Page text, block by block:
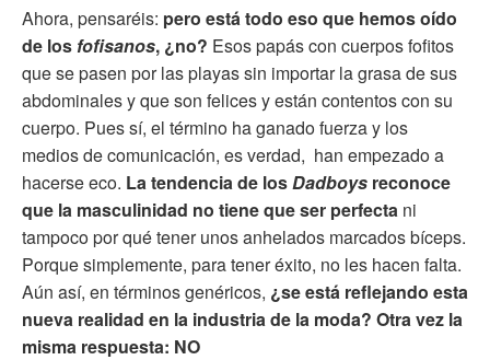
Ahora, pensaréis: pero está todo eso que hemos oído
de los fofisanos, ¿no? Esos papás con cuerpos fofitos
que se pasen por las playas sin importar la grasa de sus
abdominales y que son felices y están contentos con su
cuerpo. Pues sí, el término ha ganado fuerza y los
medios de comunicación, es verdad, han empezado a
hacerse eco. La tendencia de losDadboys reconoce
que la masculinidad no tiene que ser perfecta ni
tampoco por qué tener unos anhelados marcados bíceps.
Porque simplemente, para tener éxito, no les hacen falta.
Aún así, en términos genéricos, ¿se está reflejando esta
nueva realidad en la industria de la moda? Otra vez la
misma respuesta: NO